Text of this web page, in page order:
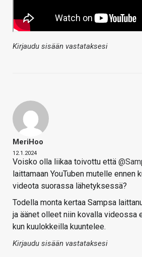
Kirjaudu sisään vastataksesi
MeriHoo
12.1.2024
Voisko olla liikaa toivottu että
laittamaan YouTuben mutelle ennen
videota suorassa lähetyksessä?
Todella monta kertaa Sampsa
ja äänet olleet niin kovalla videossa
kun kuulokkeilla kuuntelee.
Kirjaudu sisään vastataksesi